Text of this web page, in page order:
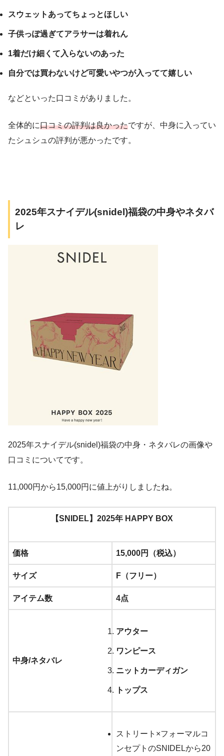
スウェットあってちょっとほしい
子供っぽ過ぎてアラサーは着れん
1着だけ細くて入らないのあった
自分では買わないけど可愛いやつが入ってて嬉しい
などといった口コミがありました。
全体的に口コミの評判は良かったですが、中身に入ってい
たシュシュの評判が悪かったです。
2025年スナイデル(snidel)福袋の中身やネタバ
レ
2025年スナイデル(snidel)福袋の中身・ネタバレの画像や
口コミについてです。
11,000円から15,000円に値上がりしましたね。
【SNIDEL】2025年 HAPPY BOX
価格 15,000円（税込）
サイズ F（フリー）
アイテム数 4点
中身/ネタバレ
アウター
ワンピース
ニットカーディガン
トップス
ストリート×フォーマルコ
ンセプトのSNIDELから20